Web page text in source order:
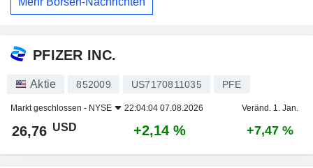
PFIZER INC.
Aktie 852009 US7170811035 PFE
Markt geschlossen - NYSE 22:04:04 07.08.2026 Veränd. 1. Jan.
26,76 USD +2,14 % +7,47 %